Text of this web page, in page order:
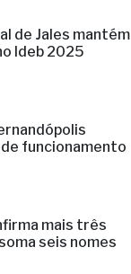
de Jales mantém
Ideb 2025
funcionamento
mais três
seis nomes